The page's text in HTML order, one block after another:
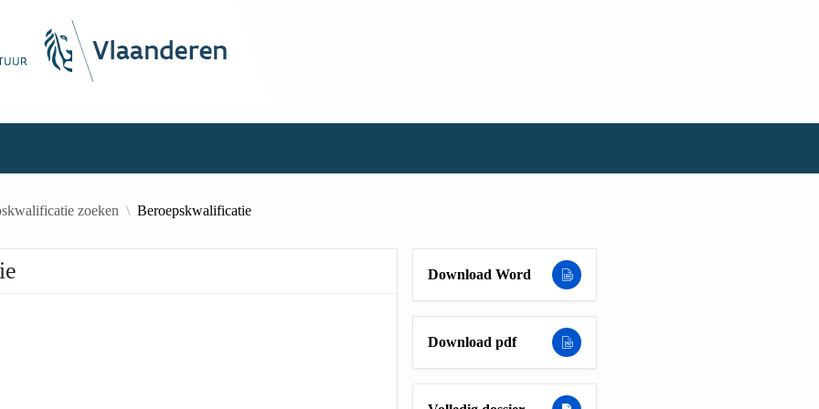
zoeken Beroepskwalificatie
Download Word
Download pdf